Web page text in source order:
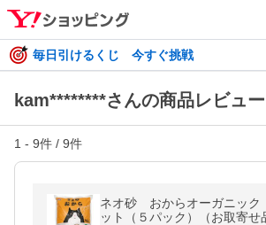
毎日引けるくじ 今すぐ挑戦
kam********さんの商品レビュー
1 - 9件 / 9件
ネオ砂 おからオーガニッ
ット（５パック）（お取寄せ